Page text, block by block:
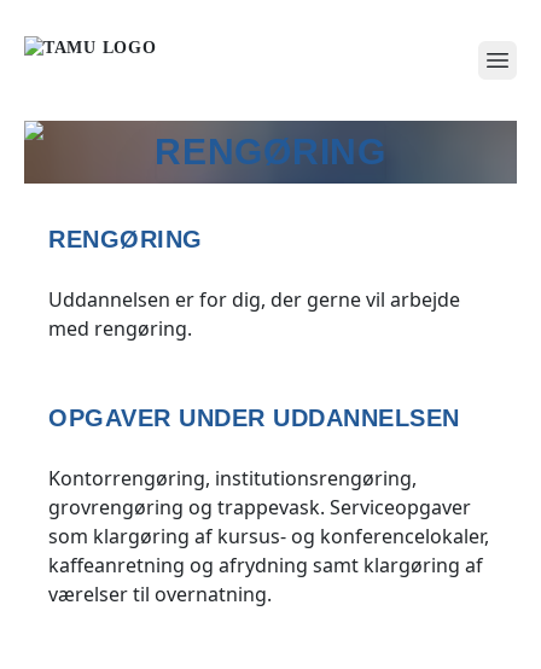
open
RENGØRING
RENGØRING
Uddannelsen er for dig, der gerne vil arbejde
med rengøring.
OPGAVER UNDER UDDANNELSEN
Kontorrengøring, institutionsrengøring,
grovrengøring og trappevask. Serviceopgaver
som klargøring af kursus- og konferencelokaler,
kaffeanretning og afrydning samt klargøring af
værelser til overnatning.